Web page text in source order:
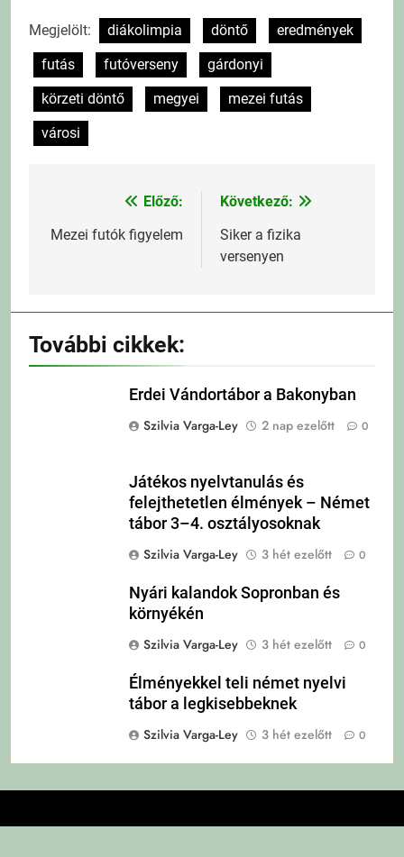
Megjelölt: diákolimpia döntő
eredmények
futás
futóverseny
gárdonyi
körzeti döntő
megyei
mezei futás
városi
Bejegyzés
navigáció
Előző:
Mezei futók figyelem
Következő:
Siker a fizika
versenyen
További cikkek:
Erdei Vándortábor a Bakonyban
Szilvia Varga-Ley
2 nap ezelőtt 0
Játékos nyelvtanulás és
felejthetetlen élmények – Német
tábor 3–4. osztályosoknak
Szilvia Varga-Ley
3 hét ezelőtt 0
Nyári kalandok Sopronban és
környékén
Szilvia Varga-Ley
3 hét ezelőtt 0
Élményekkel teli német nyelvi
tábor a legkisebbeknek
Szilvia Varga-Ley
3 hét ezelőtt 0